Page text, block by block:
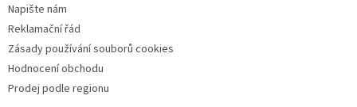
Napište nám
Reklamační řád
Zásady používání souborů cookies
Hodnocení obchodu
Prodej podle regionu